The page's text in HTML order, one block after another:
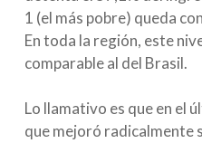
1 (el más pobre) queda
En toda la región, este
comparable al del Brasil.
Lo llamativo es que en el
que mejoró radicalmente